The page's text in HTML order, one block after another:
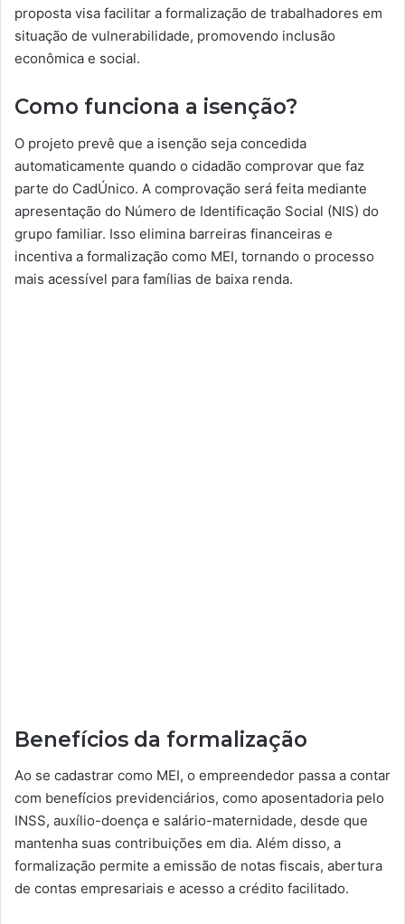
proposta visa facilitar a formalização de trabalhadores em
situação de vulnerabilidade, promovendo inclusão
econômica e social.
Como funciona a isenção?
O projeto prevê que a isenção seja concedida
automaticamente quando o cidadão comprovar que faz
parte do CadÚnico. A comprovação será feita mediante
apresentação do Número de Identificação Social (NIS) do
grupo familiar. Isso elimina barreiras financeiras e
incentiva a formalização como MEI, tornando o processo
mais acessível para famílias de baixa renda.
Benefícios da formalização
Ao se cadastrar como MEI, o empreendedor passa a contar
com benefícios previdenciários, como aposentadoria pelo
INSS, auxílio-doença e salário-maternidade, desde que
mantenha suas contribuições em dia. Além disso, a
formalização permite a emissão de notas fiscais, abertura
de contas empresariais e acesso a crédito facilitado.